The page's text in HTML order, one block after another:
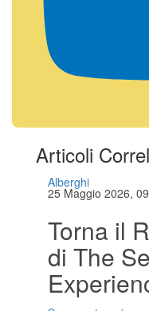
Articoli
Alberghi
25 Maggio 2026,
Torna il
di The